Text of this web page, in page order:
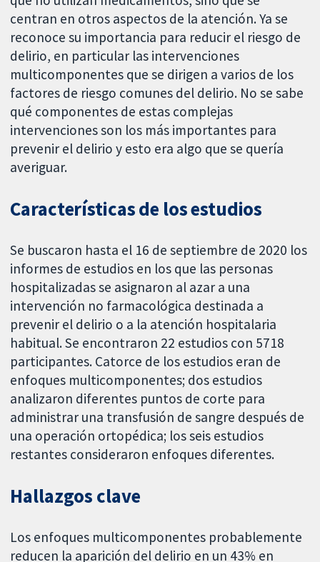
centran en otros aspectos de la atención. Ya se
reconoce su importancia para reducir el riesgo de
delirio, en particular las intervenciones
multicomponentes que se dirigen a varios de los
factores de riesgo comunes del delirio. No se sabe
qué componentes de estas complejas
intervenciones son los más importantes para
prevenir el delirio y esto era algo que se quería
averiguar.
Características de los estudios
Se buscaron hasta el 16 de septiembre de 2020 los
informes de estudios en los que las personas
hospitalizadas se asignaron al azar a una
intervención no farmacológica destinada a
prevenir el delirio o a la atención hospitalaria
habitual. Se encontraron 22 estudios con 5718
participantes. Catorce de los estudios eran de
enfoques multicomponentes; dos estudios
analizaron diferentes puntos de corte para
administrar una transfusión de sangre después de
una operación ortopédica; los seis estudios
restantes consideraron enfoques diferentes.
Hallazgos clave
Los enfoques multicomponentes probablemente
reducen la aparición del delirio en un 43% en